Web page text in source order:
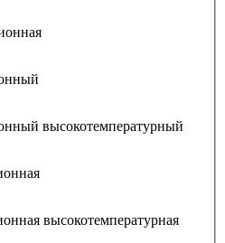
высокотемпературный
высокотемпературная